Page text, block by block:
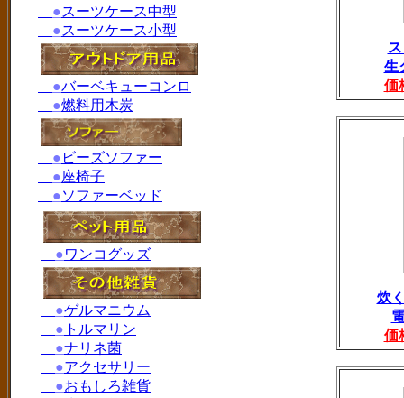
生
価
炊
価
●スーツケース中型
●スーツケース小型
●バーベキューコンロ
●燃料用木炭
● ビーズソファー
●座椅子
●ソファーベッド
●ワンコグッズ
●ゲルマニウム
● トルマリン
●ナリネ菌
●アクセサリー
●おもしろ雑貨